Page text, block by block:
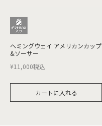
ヘミングウェイ アメリカンカップ
&ソーサー
¥11,000税込
カートに入れる